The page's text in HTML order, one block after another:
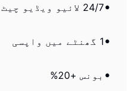
24/7 لائیو ویڈیو چیٹ سپورٹ
1 گھنٹے میں واپسی
بونس +20%